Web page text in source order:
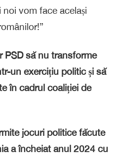
vom face același
PSD să nu transforme
un exercițiu politic și să
în cadrul coaliției de
jocuri politice făcute
a încheiat anul 2024 cu